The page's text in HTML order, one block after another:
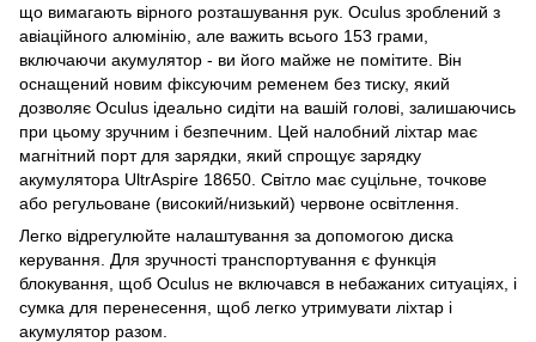
що вимагають вірного розташування рук. Oculus зроблений з
авіаційного алюмінію, але важить всього 153 грами,
включаючи акумулятор - ви його майже не помітите. Він
оснащений новим фіксуючим ременем без тиску, який
дозволяє Oculus ідеально сидіти на вашій голові, залишаючись
при цьому зручним і безпечним. Цей налобний ліхтар має
магнітний порт для зарядки, який спрощує зарядку
акумулятора UltrAspire 18650. Світло має суцільне, точкове
або регульоване (високий/низький) червоне освітлення.
Легко відрегулюйте налаштування за допомогою диска
керування. Для зручності транспортування є функція
блокування, щоб Oculus не включався в небажаних ситуаціях, і
сумка для перенесення, щоб легко утримувати ліхтар і
акумулятор разом.